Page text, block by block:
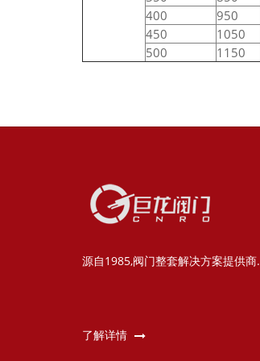
400
950
450
1050
500
1150
源自1985,阀门整套解决方案提供商.
了解详情